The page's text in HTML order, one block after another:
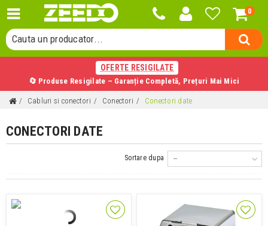
0
Cauta o categorie...
Cauta un producator...
Cauta un produs...
OFERTE RESIGILATE
🔄 Produse Resigilate – Garanție Completă, Prețuri Mai Mici
Cabluri si conectori Conectori Conectori date
CONECTORI DATE
Sortare dupa --